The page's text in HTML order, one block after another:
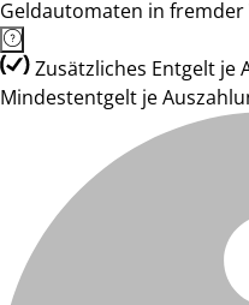
Geldautomaten in
Zusätzliches Entgelt je
Mindestentgelt je